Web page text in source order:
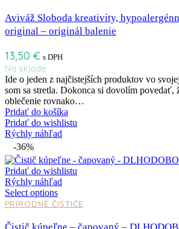
Aviváž Sloboda kreativity,
original – originál balenie
13,50 € s DPH
Na sklade
Ide o jeden z najčistejších produktov vo
som sa stretla. Dokonca si dovolím povedať,
oblečenie rovnako…
Pridať do košíka
Pridať do wishlistu
Rýchly náhľad
-36%
Pridať do wishlistu
Rýchly náhľad
Select options
PRÍRODNÉ ČISTIČE